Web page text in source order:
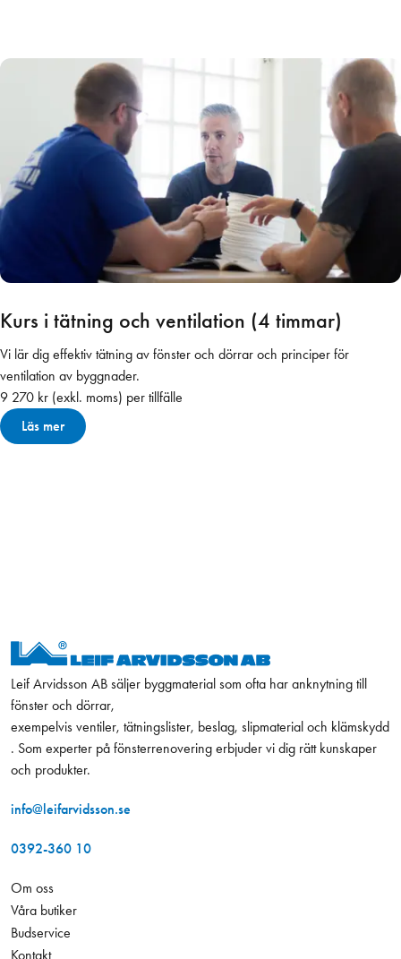
Kurs i tätning och ventilation (4 timmar)
Vi lär dig effektiv tätning av fönster och dörrar och principer för
ventilation av byggnader.
9 270 kr (exkl. moms) per tillfälle
Läs mer
Leif Arvidsson AB säljer byggmaterial som ofta har anknytning till
fönster och dörrar,
exempelvis ventiler, tätningslister, beslag, slipmaterial och klämskydd
. Som experter på fönsterrenovering erbjuder vi dig rätt kunskaper
och produkter.
info@leifarvidsson.se
0392-360 10
Om oss
Våra butiker
Budservice
Kontakt